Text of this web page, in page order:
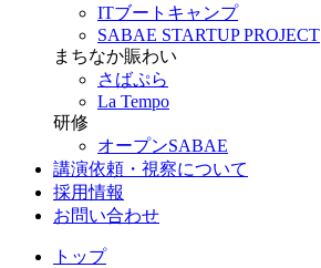
ITブートキャンプ
SABAE STARTUP PROJECT
まちなか賑わい
さばぷら
La Tempo
研修
オープンSABAE
講演依頼・視察について
採用情報
お問い合わせ
トップ